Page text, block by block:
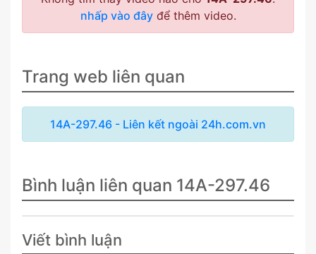
nhấp vào đâyđể thêm video.
Trang web liên quan
14A-297.46 - Liên kết ngoài 24h.com.vn
Bình luận liên quan 14A-297.46
Viết bình luận